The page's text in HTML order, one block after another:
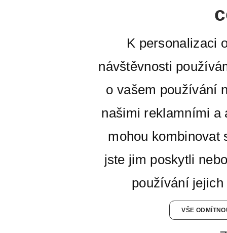
K personalizaci
návštěvnosti
o vašem používání
našimi reklamními a
mohou kombinovat
jste jim poskytli
používání
VŠE